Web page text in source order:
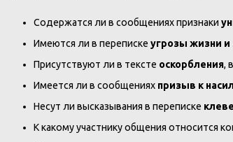
Содержатся ли в сообщениях признаки
Имеются ли в переписке угрозы жизни
Присутствуют ли в тексте оскорбления,
Имеется ли в сообщениях призыв к
Несут ли высказывания в переписке
К какому участнику общения относится